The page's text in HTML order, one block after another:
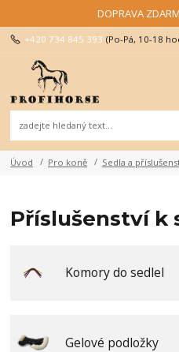
DOPRAVA
+420 734 845 393 (Po-Pá, 10-18
Úvod Pro koně Sedla a
Příslušenství k
Komory do sedlel
Gelové podložky